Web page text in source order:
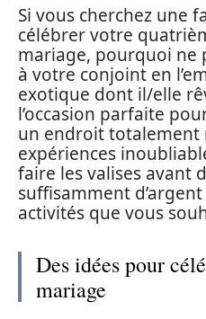
Si vous cherchez une
célébrer votre
mariage, pourquoi ne
à votre conjoint en
exotique dont il/elle
l’occasion parfaite
un endroit totalement
expériences
faire les valises avant
suffisamment
activités que vous
Des idées pour
mariage